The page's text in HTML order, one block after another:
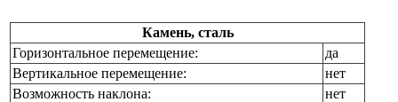
Камень, сталь
Горизонтальное перемещение:
да
Вертикальное перемещение:
нет
Возможность наклона:
нет